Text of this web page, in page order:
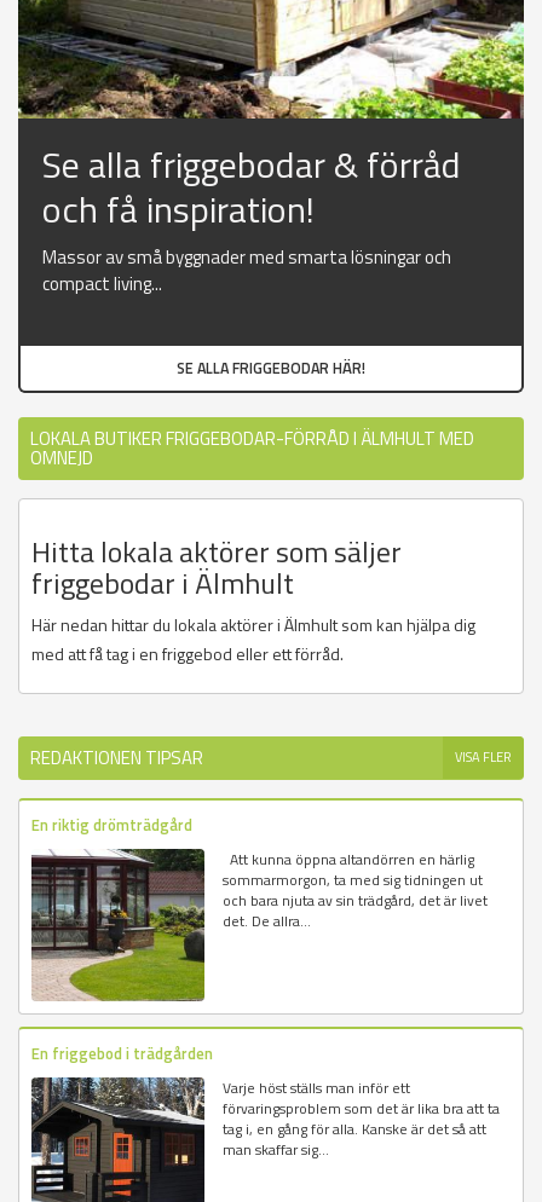
Se alla friggebodar & förråd
och få inspiration!
Massor av små byggnader med smarta lösningar och
compact living...
SE ALLA FRIGGEBODAR HÄR!
LOKALA BUTIKER FRIGGEBODAR-FÖRRÅD I ÄLMHULT MED
OMNEJD
Hitta lokala aktörer som säljer
friggebodar i Älmhult
Här nedan hittar du lokala aktörer i Älmhult som kan hjälpa dig
med att få tag i en friggebod eller ett förråd.
REDAKTIONEN TIPSAR VISA FLER
En riktig drömträdgård
Att kunna öppna altandörren en härlig
sommarmorgon, ta med sig tidningen ut
och bara njuta av sin trädgård, det är livet
det. De allra...
En friggebod i trädgården
Varje höst ställs man inför ett
förvaringsproblem som det är lika bra att ta
tag i, en gång för alla. Kanske är det så att
man skaffar sig...